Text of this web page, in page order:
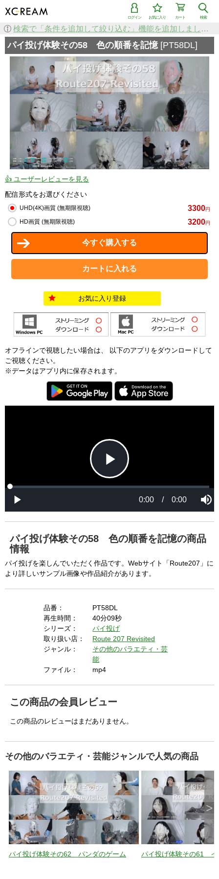
検索
カート
お気に入り
ログイン
検索で「条件を追加して絞り込む」機能を追加しました！
パイ投げ体験その58 色の順番を記憶 [PT58DL]
👍 ユーザーレビューを見る
配信形式をお選びください
UHD(4K)画質 (無期限視聴) 3300円
HD画質 (無期限視聴) 3200円
お気に入り登録
オフラインで視聴したい場合は、 以下のアプリをダウンロードして
ご視聴ください。
※データはアプリ内に保存されます。
P
l
y
V
d
e
o
a
L
d
0
P
e
s
%
0:00 / 0:00
M
t
パイ投げ体験その58 色の順番を記憶の商品
情報
パイ投げを楽しんでいただく作品です。Webサイト「Route207」に
より詳しいサンプル画像や作品紹介があります。
品番：
PT58DL
再生時間：
40分09秒
シリーズ：
パイ投げ
取り扱い店：
Route 207 Revisited
ジャンル：
その他のバラエティ・芸
能
ファイル：
mp4
この商品の会員レビュー
この商品のレビューはまだありません。
その他のバラエティ・芸能ジャンルで人気の商品
パイ投げ体験その62 パンダのゲーム パイ投げ体験その61 イ
>